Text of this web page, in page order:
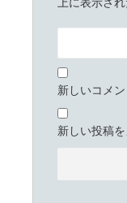
上に表示さ
新しいコメ
新しい投稿